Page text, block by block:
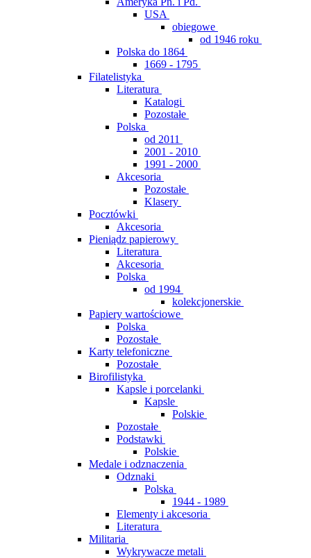
USA
obiegowe
od 1946 roku
Polska do 1864
1669 - 1795
Filatelistyka
Literatura
Katalogi
Pozostałe
Polska
od 2011
2001 - 2010
1991 - 2000
Akcesoria
Pozostałe
Klasery
Pocztówki
Akcesoria
Pieniądz papierowy
Literatura
Akcesoria
Polska
od 1994
kolekcjonerskie
Papiery wartościowe
Polska
Pozostałe
Karty telefoniczne
Pozostałe
Birofilistyka
Kapsle i porcelanki
Kapsle
Polskie
Pozostałe
Podstawki
Polskie
Medale i odznaczenia
Odznaki
Polska
1944 - 1989
Elementy i akcesoria
Literatura
Militaria
Wykrywacze metali